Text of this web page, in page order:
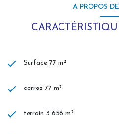
A PROPOS
Surface 77 m²
carrez 77 m²
terrain 3 656 m²